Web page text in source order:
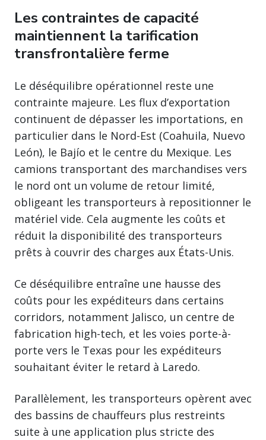
Les contraintes de capacité
maintiennent la tarification
transfrontalière ferme
Le déséquilibre opérationnel reste une
contrainte majeure. Les flux d’exportation
continuent de dépasser les importations, en
particulier dans le Nord-Est (Coahuila, Nuevo
León), le Bajío et le centre du Mexique. Les
camions transportant des marchandises vers
le nord ont un volume de retour limité,
obligeant les transporteurs à repositionner le
matériel vide. Cela augmente les coûts et
réduit la disponibilité des transporteurs
prêts à couvrir des charges aux États-Unis.
Ce déséquilibre entraîne une hausse des
coûts pour les expéditeurs dans certains
corridors, notamment Jalisco, un centre de
fabrication high-tech, et les voies porte-à-
porte vers le Texas pour les expéditeurs
souhaitant éviter le retard à Laredo.
Parallèlement, les transporteurs opèrent avec
des bassins de chauffeurs plus restreints
suite à une application plus stricte des